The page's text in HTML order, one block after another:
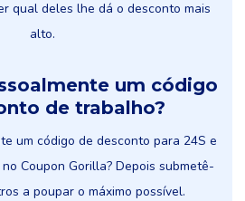
qual deles lhe dá o desconto mais
alto.
um código
de trabalho?
um código de desconto para 24S e
Coupon Gorilla? Depois submetê-
a poupar o máximo possível.